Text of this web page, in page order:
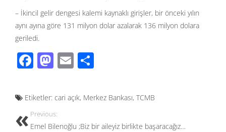
– İkincil gelir dengesi kalemi kaynaklı girişler, bir önceki yılın
aynı ayına göre 131 milyon dolar azalarak 136 milyon dolara
geriledi.
F
e
b
o
M
to
d
o
E
ail ar
Etiketler: cari açık, Merkez Bankası, TCMB
Previous:
Emel Bilenoğlu ;Biz bir aileyiz birlikte başaracağız…